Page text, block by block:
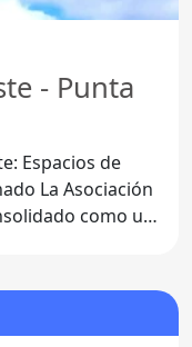
- Punta
Espacios de
como un